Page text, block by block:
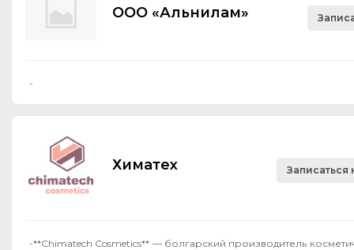
ООО «Альнилам»
-
Химатех Записаться
-**Chimatech Cosmetics** — болгарский производитель